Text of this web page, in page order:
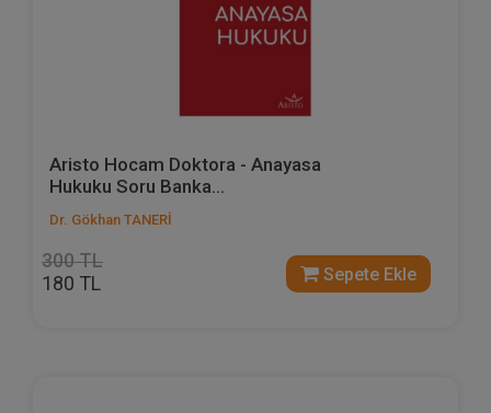
Aristo Hocam Doktora - Anayasa
Hukuku Soru Banka...
Dr. Gökhan TANERİ
300 TL
180 TL Sepete Ekle